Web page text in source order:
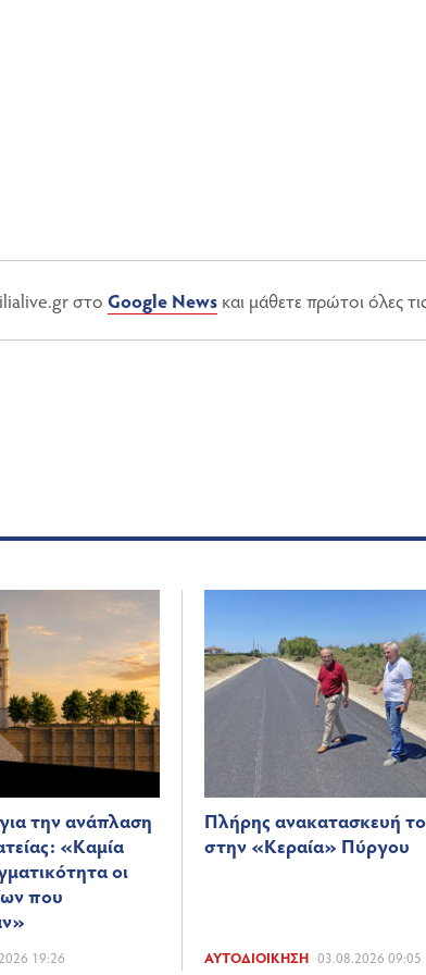
στο Google Newsκαι μάθετε πρώτοι όλες
την ανάπλαση
«Καμία
οι
που
19:26
Πλήρης ανακατασκευή
στην «Κεραία» Πύργου
ΑΥΤΟΔΙΟΊΚΗΣΗ 03.08.2026 09:05